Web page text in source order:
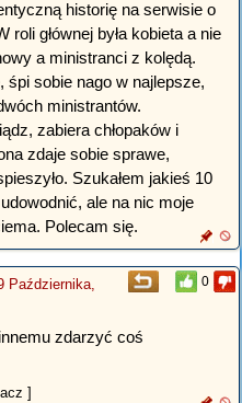
historię na serwisie o
głównej była kobieta a nie
a ministranci z kolędą.
śpi sobie nago w najlepsze,
ministrantów.
zabiera chłopaków i
zdaje sobie sprawe,
Szukałem jakieś 10
ale na nic moje
Polecam się.
0
Października,
zdarzyć coś
]